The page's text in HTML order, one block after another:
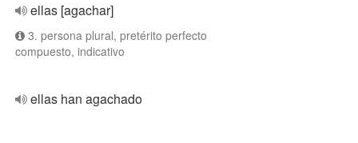
ellas [agachar]
3. persona plural, pretérito perfecto
compuesto, indicativo
ellas han agachado